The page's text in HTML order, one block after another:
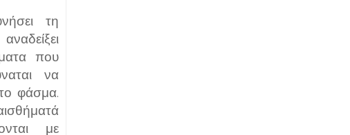
τη
που
να
φάσμα.
με